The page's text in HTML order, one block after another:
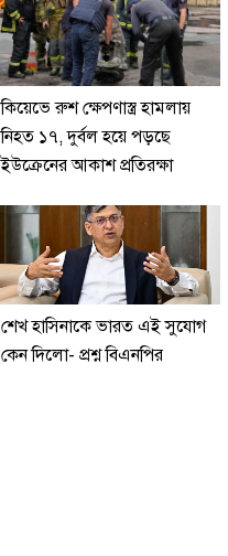
কিয়েভে রুশ ক্ষেপণাস্ত্র হামলায়
নিহত ১৭, দুর্বল হয়ে পড়ছে
ইউক্রেনের আকাশ প্রতিরক্ষা
শেখ হাসিনাকে ভারত এই সুযোগ
কেন দিলো- প্রশ্ন বিএনপির